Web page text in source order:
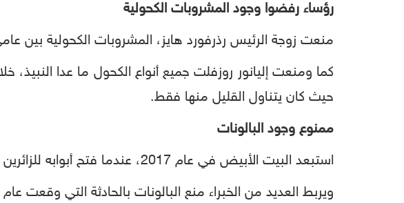
رؤساء رفضوا وجود المشروبات الكحولية
منعت زوجة الرئيس رذرفورد هايز، المشروبات الكحولية بين عامي 1877
كما ومنعت إليانور روزفلت جميع أنواع الكحول ما عدا
حيث كان يتناول القليل منها فقط.
ممنوع وجود البالونات
استبعد البيت الأبيض في عام 2017، عندما فتح أبوابه للزائرين عددا من الأشياء ومنها الألعاب النارية والسكاكين والبالونات.
ويربط العديد من الخبراء منع البالونات بالحادثة التي وقعت عام 2016، عندما وقعت عدة بالونات على أرض البيت الأبيض مسببة ذعرا أمنيا.